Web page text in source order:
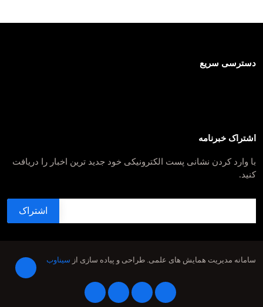
دسترسی سریع
اشتراک خبرنامه
با وارد کردن نشانی پست الکترونیکی خود جدید ترین اخبار را دریافت
کنید.
سامانه مدیریت همایش های علمی. طراحی و پیاده سازی از سیناوب